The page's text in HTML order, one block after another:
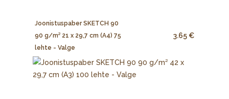
Joonistuspaber SKETCH 90
90 g/m² 21 x 29,7 cm (A4) 75
lehte - Valge
3.65 €